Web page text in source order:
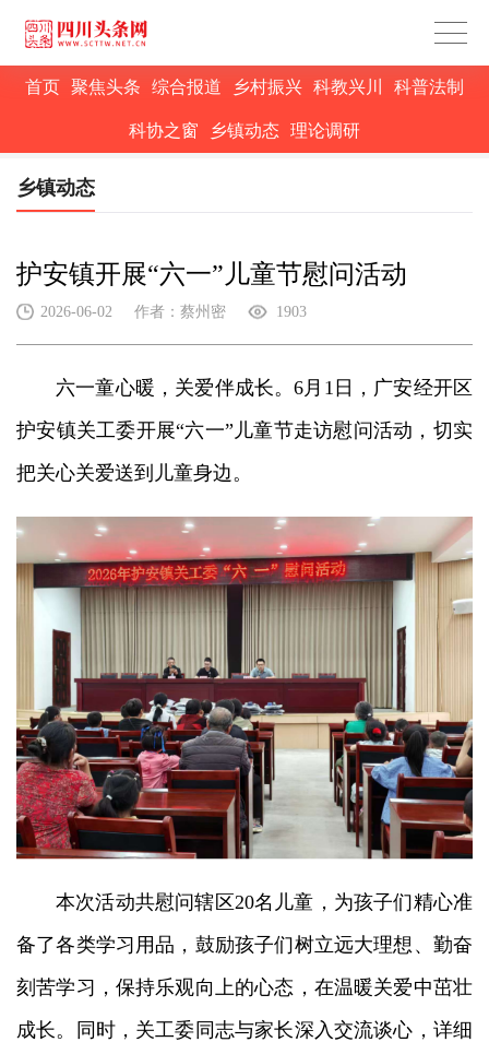
首页 聚焦头条 综合报道 乡村振兴 科教兴川 科普法制
科协之窗 乡镇动态 理论调研
乡镇动态
护安镇开展“六一”儿童节慰问活动
2026-06-02 作者：蔡州密 1903
六一童心暖，关爱伴成长。6月1日，广安经开区
护安镇关工委开展“六一”儿童节走访慰问活动，切实
把关心关爱送到儿童身边。
本次活动共慰问辖区20名儿童，为孩子们精心准
备了各类学习用品，鼓励孩子们树立远大理想、勤奋
刻苦学习，保持乐观向上的心态，在温暖关爱中茁壮
成长。同时，关工委同志与家长深入交流谈心，详细